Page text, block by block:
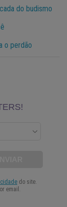
do budismo
o perdão